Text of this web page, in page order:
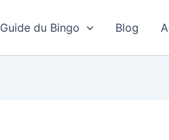
Guide du Bingo Blog